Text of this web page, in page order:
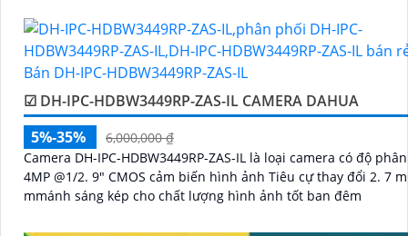
☑ DH-IPC-HDBW3449RP-ZAS-IL CAMERA DAHUA
5%-35%
6,000,000 ₫
Camera DH-IPC-HDBW3449RP-ZAS-IL là loại camera có độ phân giải
4MP @1/2. 9" CMOS cảm biến hình ảnh Tiêu cự thay đổi 2. 7
mmánh sáng kép cho chất lượng hình ảnh tốt ban đêm